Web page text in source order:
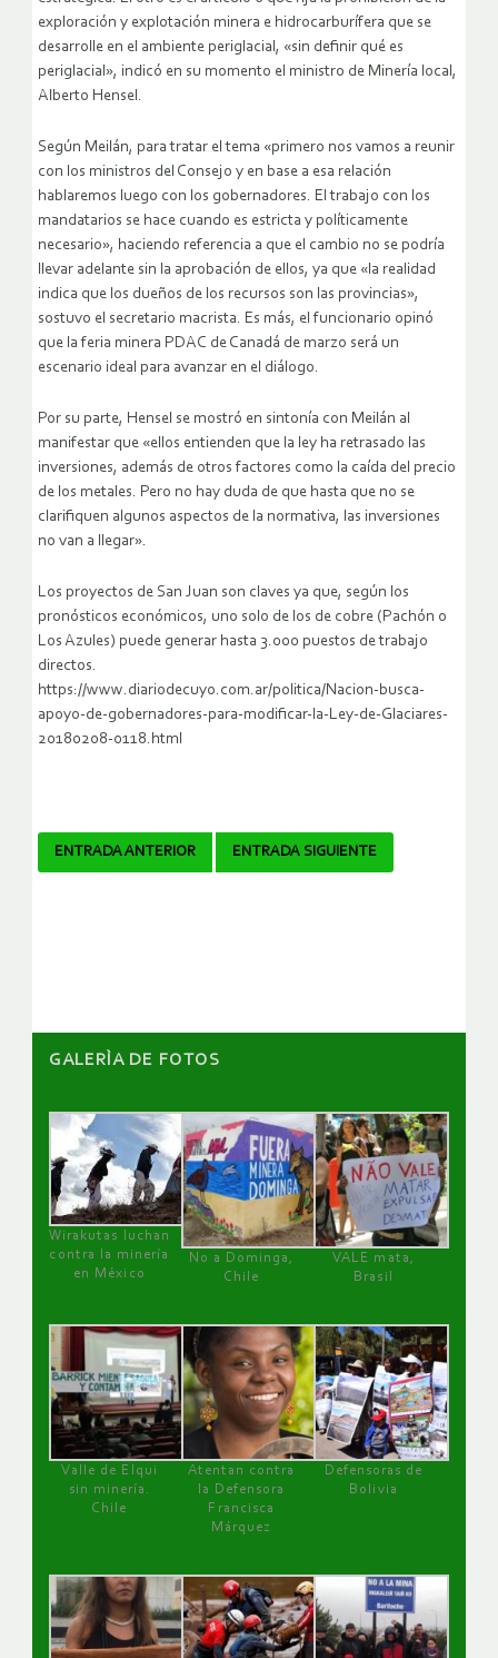
exploración y explotación minera e hidrocarburífera que se
desarrolle en el ambiente periglacial, «sin definir qué es
periglacial», indicó en su momento el ministro de Minería local,
Alberto Hensel.
Según Meilán, para tratar el tema «primero nos vamos a reunir
con los ministros del Consejo y en base a esa relación
hablaremos luego con los gobernadores. El trabajo con los
mandatarios se hace cuando es estricta y políticamente
necesario», haciendo referencia a que el cambio no se podría
llevar adelante sin la aprobación de ellos, ya que «la realidad
indica que los dueños de los recursos son las provincias»,
sostuvo el secretario macrista. Es más, el funcionario opinó
que la feria minera PDAC de Canadá de marzo será un
escenario ideal para avanzar en el diálogo.
Por su parte, Hensel se mostró en sintonía con Meilán al
manifestar que «ellos entienden que la ley ha retrasado las
inversiones, además de otros factores como la caída del precio
de los metales. Pero no hay duda de que hasta que no se
clarifiquen algunos aspectos de la normativa, las inversiones
no van a llegar».
Los proyectos de San Juan son claves ya que, según los
pronósticos económicos, uno solo de los de cobre (Pachón o
Los Azules) puede generar hasta 3.000 puestos de trabajo
directos.
https://www.diariodecuyo.com.ar/politica/Nacion-busca-
apoyo-de-gobernadores-para-modificar-la-Ley-de-Glaciares-
20180208-0118.html
Navegador
ENTRADA ANTERIOR ENTRADA SIGUIENTE
GALERÌA DE FOTOS
Wirakutas luchan
contra la minería
en México
No a Dominga,
Chile
VALE mata,
Brasil
Valle de Elqui
sin minería.
Chile
Atentan contra
la Defensora
Francisca
Márquez
Defensoras de
Bolivia